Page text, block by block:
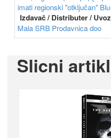
imati regionski "otključan"
Izdavač / Distributer /
Mala SRB Prodavnica doo
Slicni